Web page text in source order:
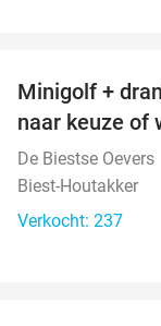
Minigolf +
naar keuze of
De Biestse Oevers
Biest-Houtakker
Verkocht: 237